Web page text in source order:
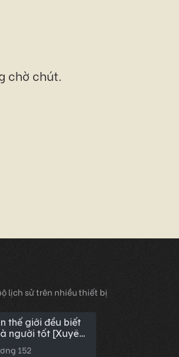
chờ chút.
lịch sử trên nhiều thiết bị
thế giới đều biết
người tốt [Xuyên
152